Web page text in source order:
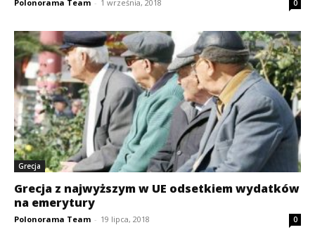
Polonorama Team - 1 września, 2018 0
Grecja
Grecja z najwyższym w UE odsetkiem wydatków
na emerytury
Polonorama Team - 19 lipca, 2018 0